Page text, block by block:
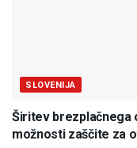
SLOVENIJA
Širitev brezplačnega
možnosti zaščite za